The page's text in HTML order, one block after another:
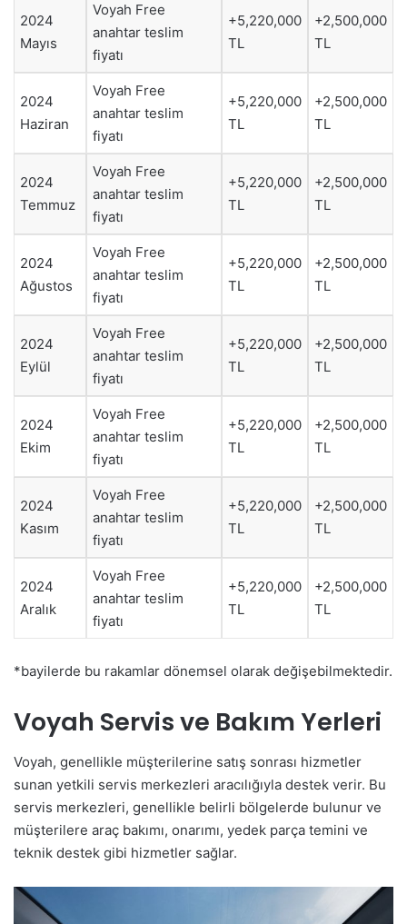
2024
Mayıs
Voyah Free
anahtar teslim
fiyatı
+5,220,000
TL
+2,500,000
TL
2024
Haziran
Voyah Free
anahtar teslim
fiyatı
+5,220,000
TL
+2,500,000
TL
2024
Temmuz
Voyah Free
anahtar teslim
fiyatı
+5,220,000
TL
+2,500,000
TL
2024
Ağustos
Voyah Free
anahtar teslim
fiyatı
+5,220,000
TL
+2,500,000
TL
2024
Eylül
Voyah Free
anahtar teslim
fiyatı
+5,220,000
TL
+2,500,000
TL
2024
Ekim
Voyah Free
anahtar teslim
fiyatı
+5,220,000
TL
+2,500,000
TL
2024
Kasım
Voyah Free
anahtar teslim
fiyatı
+5,220,000
TL
+2,500,000
TL
2024
Aralık
Voyah Free
anahtar teslim
fiyatı
+5,220,000
TL
+2,500,000
TL
*bayilerde bu rakamlar dönemsel olarak değişebilmektedir.
Voyah Servis ve Bakım Yerleri
Voyah, genellikle müşterilerine satış sonrası hizmetler
sunan yetkili servis merkezleri aracılığıyla destek verir. Bu
servis merkezleri, genellikle belirli bölgelerde bulunur ve
müşterilere araç bakımı, onarımı, yedek parça temini ve
teknik destek gibi hizmetler sağlar.